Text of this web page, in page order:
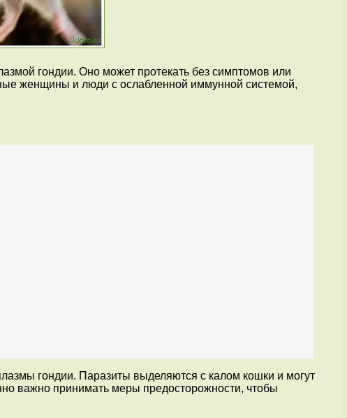
гондии. Оно может протекать без симптомов или
женщины и люди с ослабленной иммунной системой,
гондии. Паразиты выделяются с калом кошки и могут
важно принимать меры предосторожности, чтобы